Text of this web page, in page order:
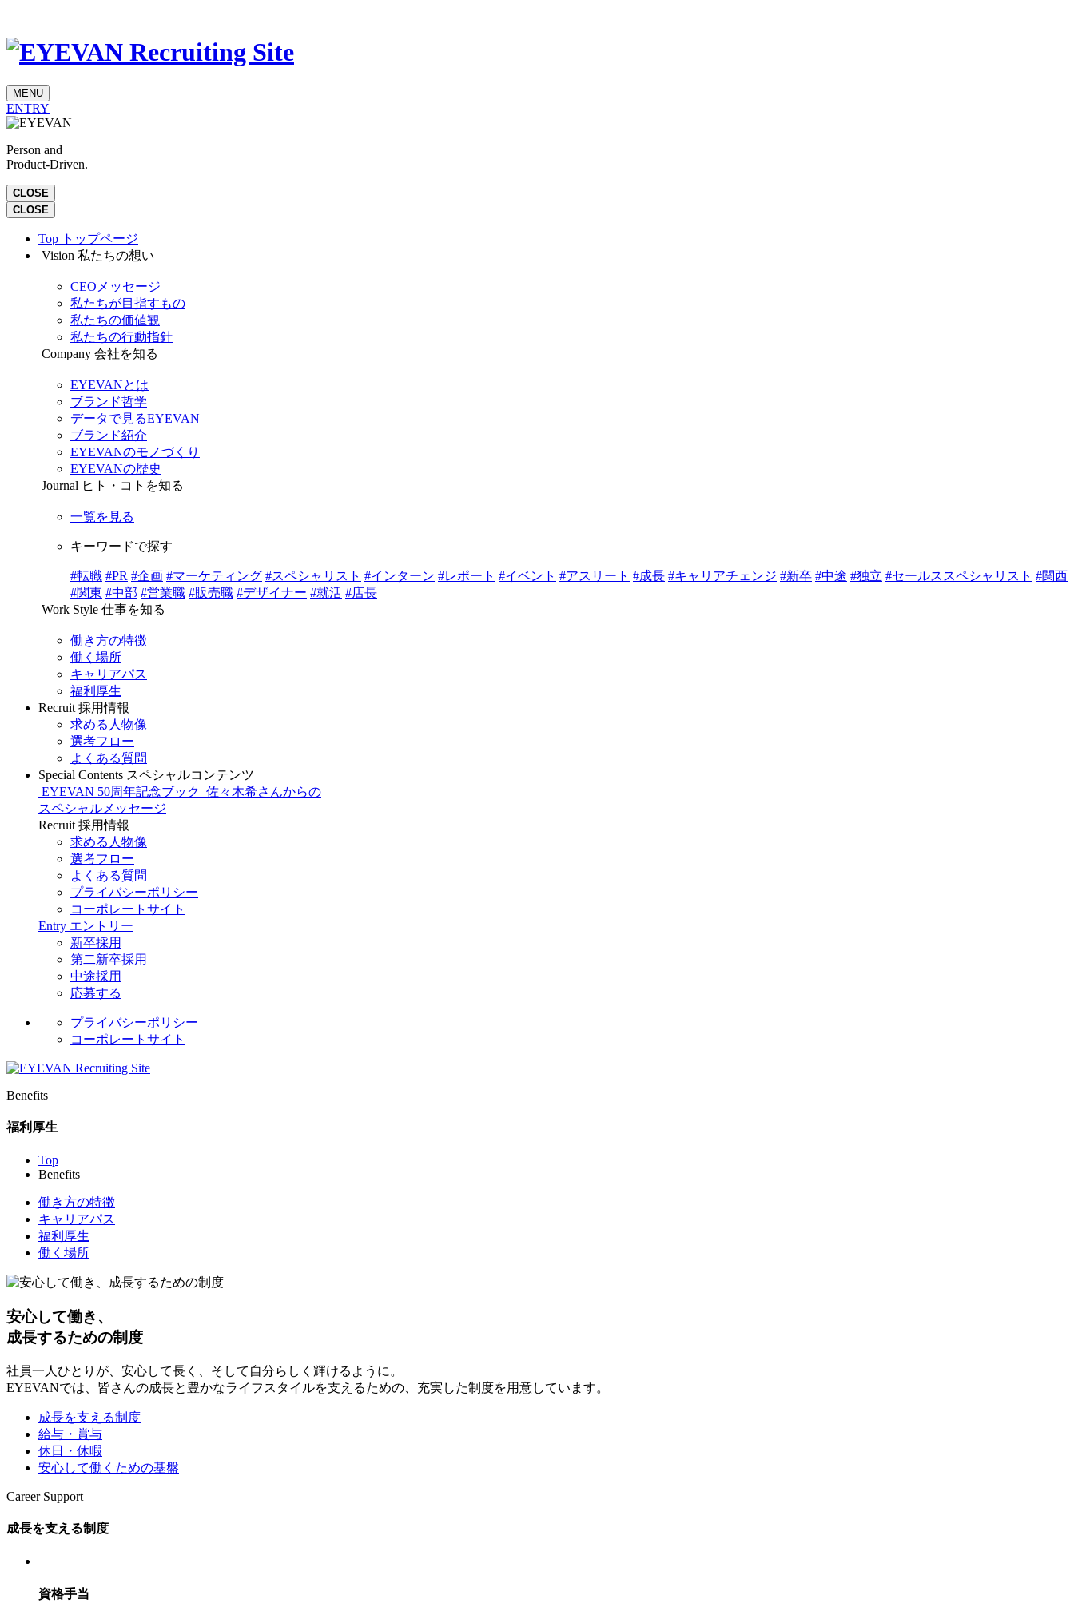
MENU
ENTRY
Person and
Product-Driven.
CLOSE
CLOSE
Top トップページ
Vision 私たちの想い
CEOメッセージ
私たちが目指すもの
私たちの価値観
私たちの行動指針
Company 会社を知る
EYEVANとは
ブランド哲学
データで見るEYEVAN
ブランド紹介
EYEVANのモノづくり
EYEVANの歴史
Journal ヒト・コトを知る
一覧を見る
キーワードで探す
#転職 #PR #企画 #マーケティング #スペシャリスト #インターン #レポート #イベント #アスリート #成長 #キャリアチェンジ #新卒 #中途 #独立 #セールススペシャリスト #関西
#関東 #中部 #営業職 #販売職 #デザイナー #就活 #店長
Work Style 仕事を知る
働き方の特徴
働く場所
キャリアパス
福利厚生
Recruit 採用情報
求める人物像
選考フロー
よくある質問
Special Contents スペシャルコンテンツ
EYEVAN 50周年記念ブック 佐々木希さんからの
スペシャルメッセージ
Recruit 採用情報
求める人物像
選考フロー
よくある質問
プライバシーポリシー
コーポレートサイト
Entry エントリー
新卒採用
第二新卒採用
中途採用
応募する
プライバシーポリシー
コーポレートサイト
Benefits
福利厚生
Top
Benefits
働き方の特徴
キャリアパス
福利厚生
働く場所
安心して働き、
成長するための制度
社員一人ひとりが、安心して長く、そして自分らしく輝けるように。
EYEVANでは、皆さんの成長と豊かなライフスタイルを支えるための、充実した制度を用意しています。
成長を支える制度
給与・賞与
休日・休暇
安心して働くための基盤
Career Support
成長を支える制度
資格手当